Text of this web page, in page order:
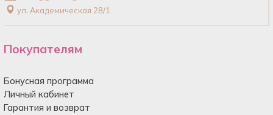
ул. Академическая 28/1
Покупателям
Бонусная программа
Личный кабинет
Гарантия и возврат